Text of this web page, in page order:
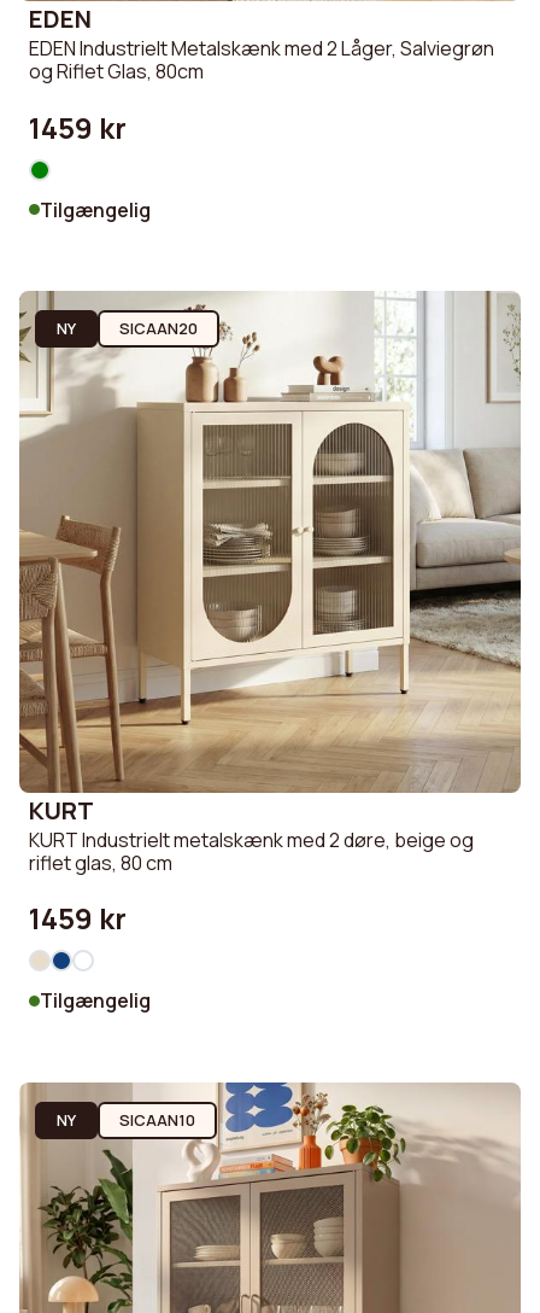
EDEN
EDEN Industrielt Metalskænk med 2 Låger, Salviegrøn
og Riflet Glas, 80cm
1459 kr
Tilgængelig
NY SICAAN20
KURT
KURT Industrielt metalskænk med 2 døre, beige og
riflet glas, 80 cm
1459 kr
Tilgængelig
NY SICAAN10